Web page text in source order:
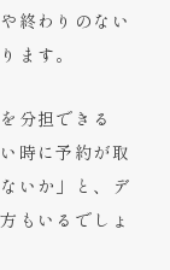
終わりのない
ます。
分担できる
時に予約が取
いか」と、デ
もいるでしょ